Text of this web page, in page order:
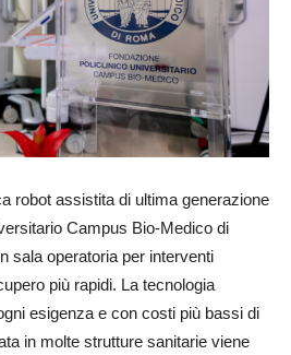
robot assistita di ultima generazione
Campus Bio-Medico di
sala operatoria per interventi
più rapidi. La tecnologia
esigenza e con costi più bassi di
in molte strutture sanitarie viene